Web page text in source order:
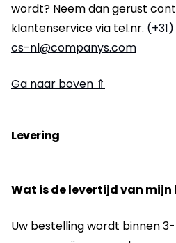
wordt? Neem dan gerust
klantenservice via tel.nr.
cs-nl@companys.com
Ga naar boven ⇑
Levering
Wat is de levertijd van mijn
Uw bestelling wordt binnen